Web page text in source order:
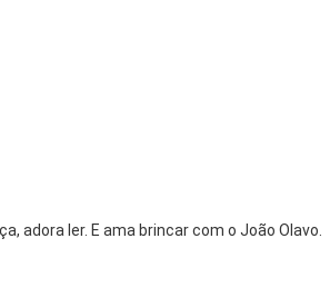
adora ler. E ama brincar com o João Olavo.